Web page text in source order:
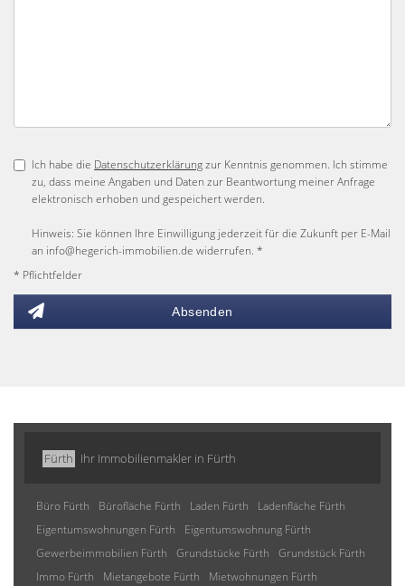
Ich habe die Datenschutzerklärungzur Kenntnis genommen. Ich stimme
zu, dass meine Angaben und Daten zur Beantwortung meiner Anfrage
elektronisch erhoben und gespeichert werden.
Hinweis: Sie können Ihre Einwilligung jederzeit für die Zukunft per E-Mail
an info@hegerich-immobilien.de widerrufen. *
* Pflichtfelder
Absenden
Fürth Ihr Immobilienmakler in Fürth
Büro Fürth Bürofläche Fürth Laden Fürth
Ladenfläche Fürth
Eigentumswohnungen Fürth
Eigentumswohnung Fürth
Gewerbeimmobilien Fürth
Grundstücke Fürth
Grundstück Fürth
Immo Fürth
Mietangebote Fürth
Mietwohnungen Fürth